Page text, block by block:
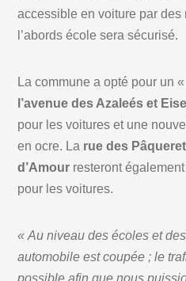
accessible en voiture par
l’abords école sera sécurisé.
La commune a opté pour un
l’avenue des Azaleés et
pour les voitures et une
en ocre. La rue des
d’Amour resteront
pour les voitures.
« Au niveau des écoles et
automobile est coupée ; le
possible afin que nous